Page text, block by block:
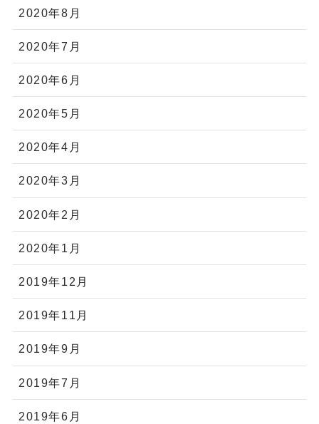
2020年8月
2020年7月
2020年6月
2020年5月
2020年4月
2020年3月
2020年2月
2020年1月
2019年12月
2019年11月
2019年9月
2019年7月
2019年6月